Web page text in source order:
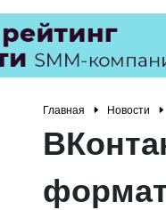
Главная Новости